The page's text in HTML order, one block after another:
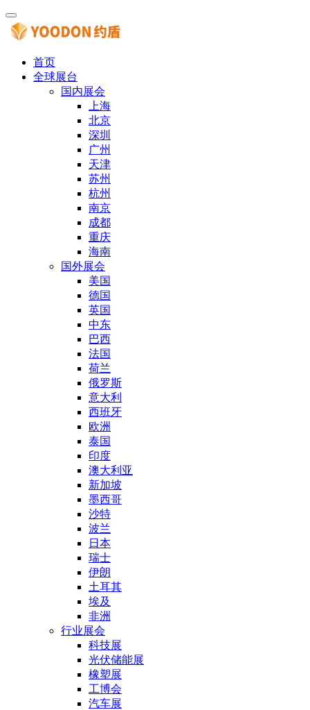
首页
全球展台
国内展会
上海
北京
深圳
广州
天津
苏州
杭州
南京
成都
重庆
海南
国外展会
美国
德国
英国
中东
巴西
法国
荷兰
俄罗斯
意大利
西班牙
欧洲
泰国
印度
澳大利亚
新加坡
墨西哥
沙特
波兰
日本
瑞士
伊朗
土耳其
埃及
非洲
行业展会
科技展
光伏储能展
橡塑展
工博会
汽车展